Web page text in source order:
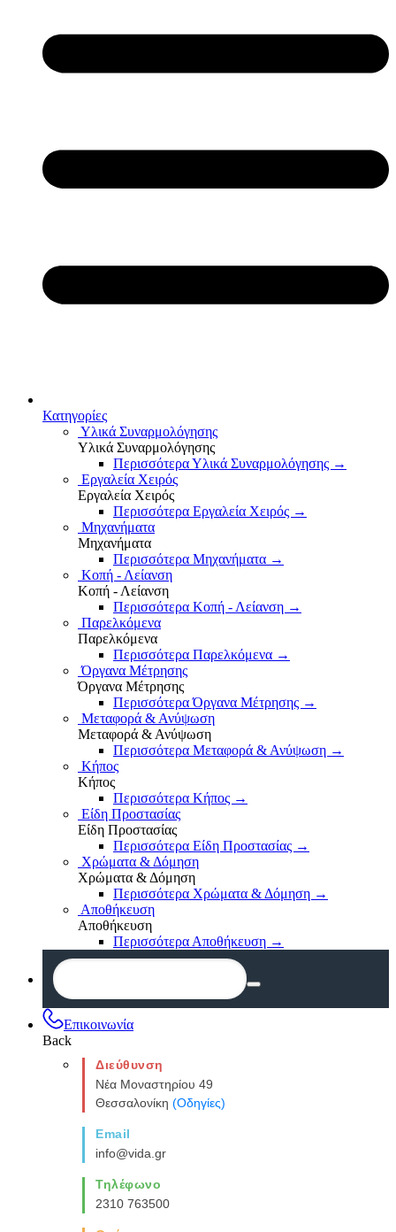
Κατηγορίες
Υλικά Συναρμολόγησης
Υλικά Συναρμολόγησης
Περισσότερα Υλικά Συναρμολόγησης →
Εργαλεία Χειρός
Εργαλεία Χειρός
Περισσότερα Εργαλεία Χειρός →
Μηχανήματα
Μηχανήματα
Περισσότερα Μηχανήματα →
Κοπή - Λείανση
Κοπή - Λείανση
Περισσότερα Κοπή - Λείανση →
Παρελκόμενα
Παρελκόμενα
Περισσότερα Παρελκόμενα →
Όργανα Μέτρησης
Όργανα Μέτρησης
Περισσότερα Όργανα Μέτρησης →
Μεταφορά & Ανύψωση
Μεταφορά & Ανύψωση
Περισσότερα Μεταφορά & Ανύψωση →
Κήπος
Κήπος
Περισσότερα Κήπος →
Είδη Προστασίας
Είδη Προστασίας
Περισσότερα Είδη Προστασίας →
Χρώματα & Δόμηση
Χρώματα & Δόμηση
Περισσότερα Χρώματα & Δόμηση →
Αποθήκευση
Αποθήκευση
Περισσότερα Αποθήκευση →
Επικοινωνία
Back
Διεύθυνση
Νέα Μοναστηρίου 49
Θεσσαλονίκη (Οδηγίες)
Email
info@vida.gr
Τηλέφωνο
2310 763500